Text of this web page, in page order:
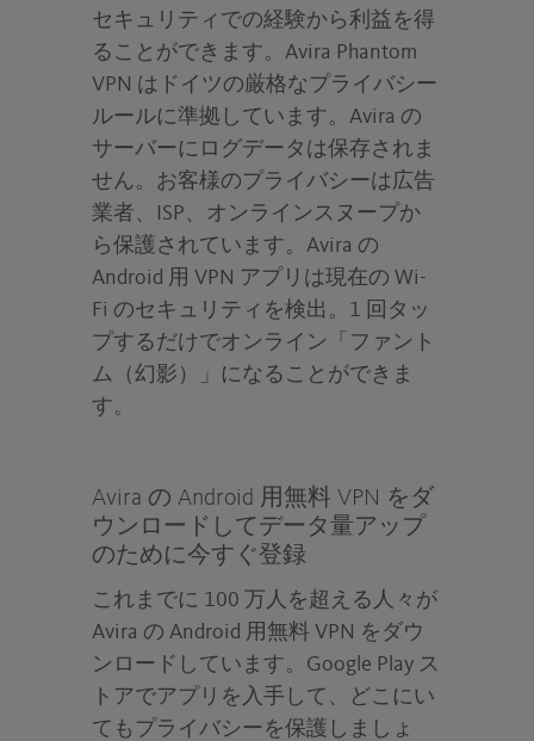
セキュリティでの経験から利益を得
ることができます。Avira Phantom
VPN はドイツの厳格なプライバシー
ルールに準拠しています。Avira の
サーバーにログデータは保存されま
せん。お客様のプライバシーは広告
業者、ISP、オンラインスヌープか
ら保護されています。Avira の
Android 用 VPN アプリは現在の Wi-
Fi のセキュリティを検出。1 回タッ
プするだけでオンライン「ファント
ム（幻影）」になることができま
す。
Avira の Android 用無料 VPN をダ
ウンロードしてデータ量アップ
のために今すぐ登録
これまでに 100 万人を超える人々が
Avira の Android 用無料 VPN をダウ
ンロードしています。Google Play ス
トアでアプリを入手して、どこにい
てもプライバシーを保護しましょ